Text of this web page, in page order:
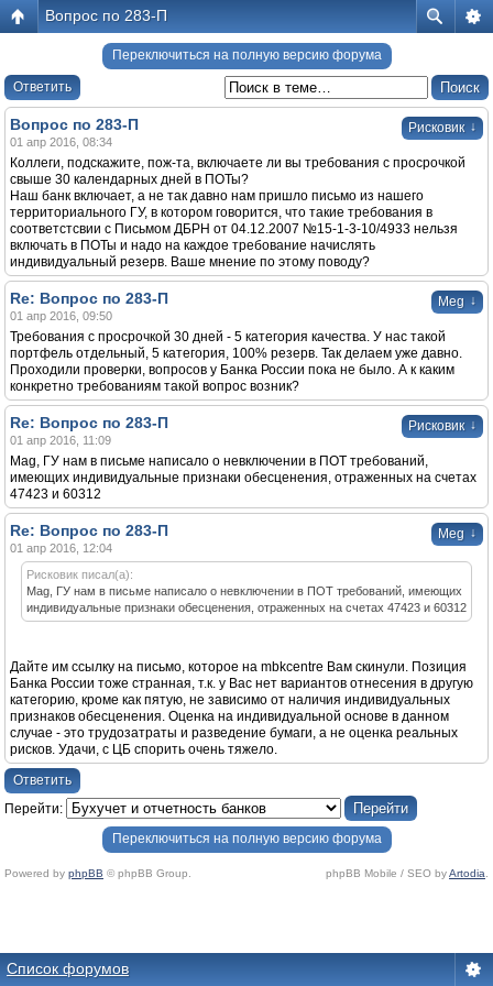
Вопрос по 283-П
Переключиться на полную версию форума
Ответить
Рисковик ↓
Вопрос по 283-П
01 апр 2016, 08:34
Коллеги, подскажите, пож-та, включаете ли вы требования с просрочкой
свыше 30 календарных дней в ПОТы?
Наш банк включает, а не так давно нам пришло письмо из нашего
территориального ГУ, в котором говорится, что такие требования в
соответстсвии с Письмом ДБРН от 04.12.2007 №15-1-3-10/4933 нельзя
включать в ПОТы и надо на каждое требование начислять
индивидуальный резерв. Ваше мнение по этому поводу?
Meg ↓
Re: Вопрос по 283-П
01 апр 2016, 09:50
Требования с просрочкой 30 дней - 5 категория качества. У нас такой
портфель отдельный, 5 категория, 100% резерв. Так делаем уже давно.
Проходили проверки, вопросов у Банка России пока не было. А к каким
конкретно требованиям такой вопрос возник?
Рисковик ↓
Re: Вопрос по 283-П
01 апр 2016, 11:09
Mag, ГУ нам в письме написало о невключении в ПОТ требований,
имеющих индивидуальные признаки обесценения, отраженных на счетах
47423 и 60312
Meg ↓
Re: Вопрос по 283-П
01 апр 2016, 12:04
Рисковик писал(а):
Mag, ГУ нам в письме написало о невключении в ПОТ требований, имеющих
индивидуальные признаки обесценения, отраженных на счетах 47423 и 60312
Дайте им ссылку на письмо, которое на mbkcentre Вам скинули. Позиция
Банка России тоже странная, т.к. у Вас нет вариантов отнесения в другую
категорию, кроме как пятую, не зависимо от наличия индивидуальных
признаков обесценения. Оценка на индивидуальной основе в данном
случае - это трудозатраты и разведение бумаги, а не оценка реальных
рисков. Удачи, с ЦБ спорить очень тяжело.
Ответить
Перейти:
Переключиться на полную версию форума
Powered by phpBB © phpBB Group. phpBB Mobile / SEO byArtodia
Список форумов